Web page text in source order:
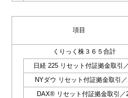
項目
くりっく株３６５合計
日経 225 リセット付証拠金取引
NYダウ リセット付証拠金取引
DAX® リセット付証拠金取引／